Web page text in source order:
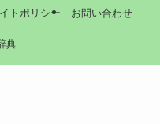
トポリシー お問い合わせ
典.